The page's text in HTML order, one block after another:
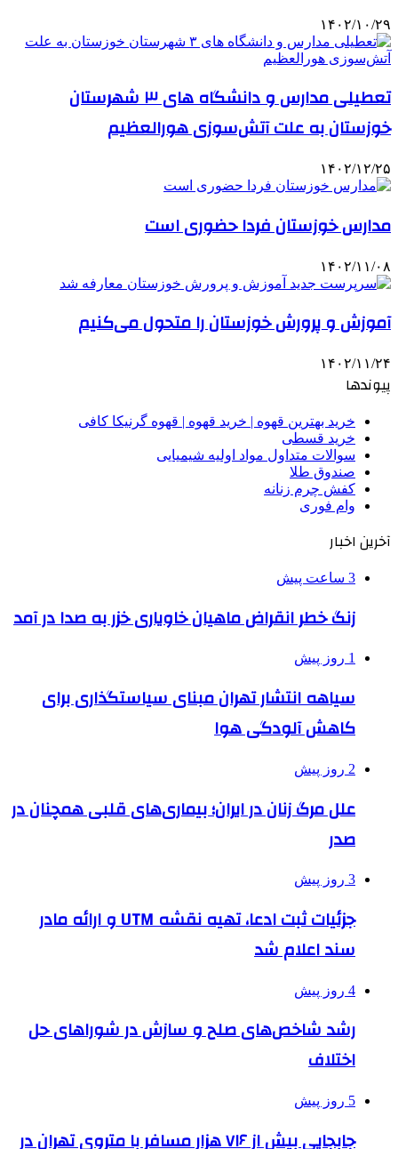
۱۴۰۲/۱۰/۲۹
تعطیلی مدارس و دانشگاه های ۳ شهرستان
خوزستان به علت آتش‌سوزی هورالعظیم
۱۴۰۲/۱۲/۲۵
مدارس خوزستان فردا حضوری است
۱۴۰۲/۱۱/۰۸
آموزش و پرورش خوزستان را متحول می‌کنیم
۱۴۰۲/۱۱/۲۴
پیوندها
خرید بهترین قهوه | خرید قهوه | قهوه گرنیکا کافی
خرید قسطی
سوالات متداول مواد اولیه شیمیایی
صندوق طلا
کفش چرم زنانه
وام فوری
آخرین اخبار
3 ساعت پیش
زنگ خطر انقراض ماهیان خاویاری خزر به صدا در آمد
1 روز پیش
سیاهه انتشار تهران مبنای سیاستگذاری برای
کاهش آلودگی هوا
2 روز پیش
علل مرگ زنان در ایران؛ بیماری‌های قلبی همچنان در
صدر
3 روز پیش
جزئیات ثبت ادعا، تهیه نقشه UTM و ارائه مادر
سند اعلام شد
4 روز پیش
رشد شاخص‌های صلح و سازش در شوراهای حل
اختلاف
5 روز پیش
جابجایی بیش از ۷۱۶ هزار مسافر با متروی تهران در